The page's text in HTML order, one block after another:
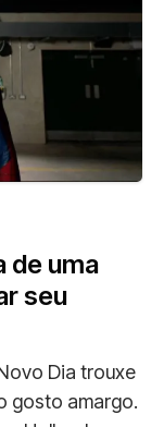
de uma
seu
Dia trouxe
gosto amargo.